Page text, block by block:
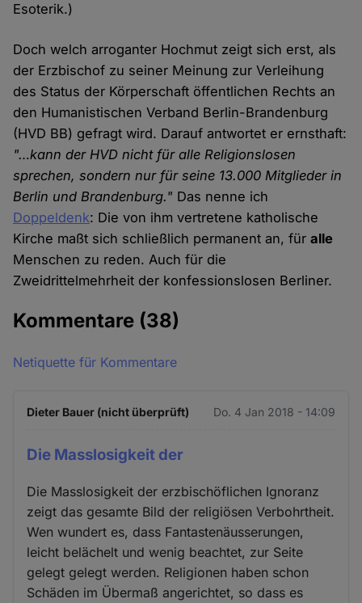
Esoterik.)
Doch welch arroganter Hochmut zeigt sich erst, als
der Erzbischof zu seiner Meinung zur Verleihung
des Status der Körperschaft öffentlichen Rechts an
den Humanistischen Verband Berlin-Brandenburg
(HVD BB) gefragt wird. Darauf antwortet er ernsthaft:
"…kann der HVD nicht für alle Religionslosen
sprechen, sondern nur für seine 13.000 Mitglieder in
Berlin und Brandenburg." Das nenne ich
Doppeldenk: Die von ihm vertretene katholische
Kirche maßt sich schließlich permanent an, füralle
Menschen zu reden. Auch für die
Zweidrittelmehrheit der konfessionslosen Berliner.
Kommentare (38)
Netiquette für Kommentare
Dieter Bauer (nicht überprüft) Do. 4 Jan 2018 - 14:09
Die Masslosigkeit der
Die Masslosigkeit der erzbischöflichen Ignoranz
zeigt das gesamte Bild der religiösen Verbohrtheit.
Wen wundert es, dass Fantastenäusserungen,
leicht belächelt und wenig beachtet, zur Seite
gelegt gelegt werden. Religionen haben schon
Schäden im Übermaß angerichtet, so dass es